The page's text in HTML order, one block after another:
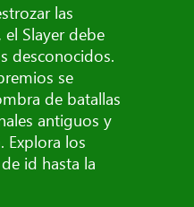
las
Slayer debe
desconocidos.
se
de batallas
antiguos y
Explora los
id hasta la